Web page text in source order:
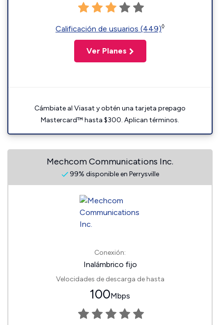
Calificación de usuarios (449)◊
Ver Planes
Cámbiate al Viasat y obtén una tarjeta prepago
Mastercard™ hasta $300. Aplican términos.
Mechcom Communications Inc.
99% disponible en Perrysville
Conexión:
Inalámbrico fijo
Velocidades de descarga de hasta
100Mbps